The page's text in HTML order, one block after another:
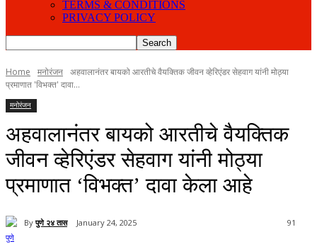
TERMS & CONDITIONS
PRIVACY POLICY
Home मनोरंजन अहवालानंतर बायको आरतीचे वैयक्तिक जीवन व्हेरिएंडर सेहवाग यांनी मोठ्या
प्रमाणात 'विभक्त' दावा...
मनोरंजन
अहवालानंतर बायको आरतीचे वैयक्तिक
जीवन व्हेरिएंडर सेहवाग यांनी मोठ्या
प्रमाणात ‘विभक्त’ दावा केला आहे
By पुणे २४ तास January 24, 2025 91